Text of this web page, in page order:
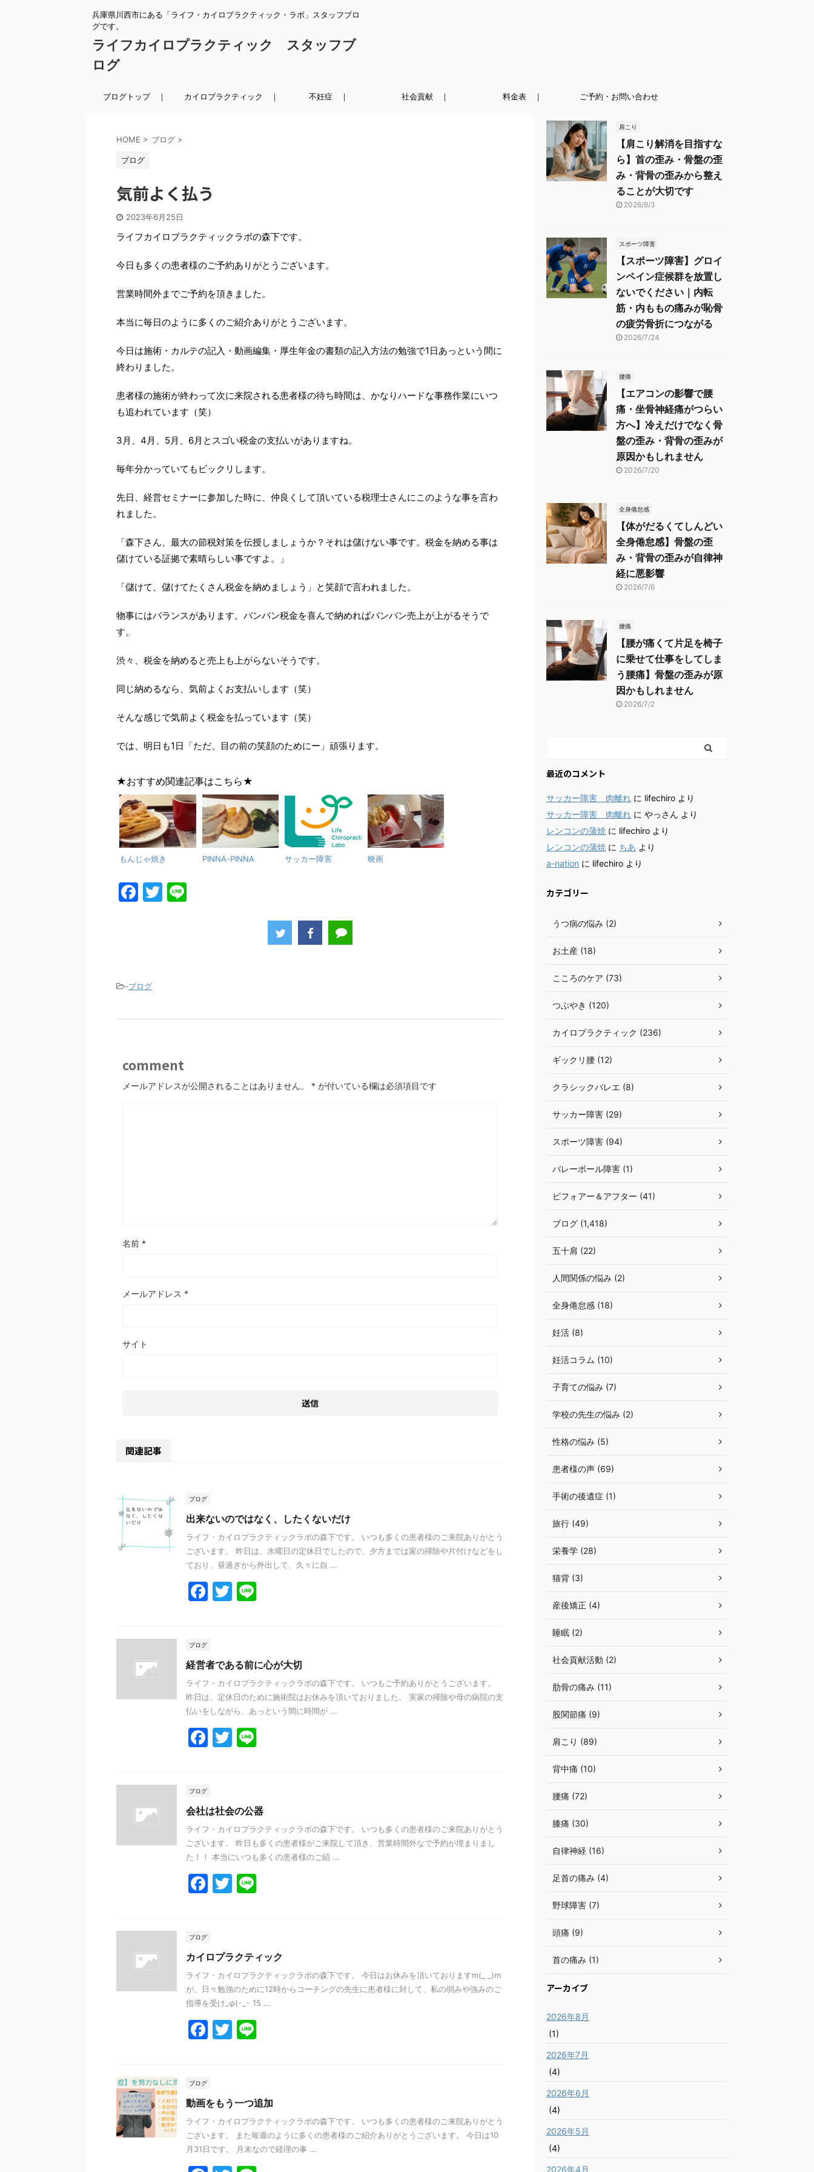
兵庫県川西市にある「ライフ・カイロプラクティック・ラボ」スタッフブロ
グです。
ライフカイロプラクティック スタッフブ
ログ
ブログトップ ｜ カイロプラクティック ｜ 不妊症 ｜ 社会貢献 ｜ 料金表 ｜ ご予約・お問い合わせ
HOME > ブログ >
ブログ
気前よく払う
2023年6月25日
ライフカイロプラクティックラボの森下です。
今日も多くの患者様のご予約ありがとうございます。
営業時間外までご予約を頂きました。
本当に毎日のように多くのご紹介ありがとうございます。
今日は施術・カルテの記入・動画編集・厚生年金の書類の記入方法の勉強で1日あっという間に
終わりました。
患者様の施術が終わって次に来院される患者様の待ち時間は、かなりハードな事務作業にいつ
も追われています（笑）
3月、4月、5月、6月とスゴい税金の支払いがありますね。
毎年分かっていてもビックリします。
先日、経営セミナーに参加した時に、仲良くして頂いている税理士さんにこのような事を言わ
れました。
「森下さん、最大の節税対策を伝授しましょうか？それは儲けない事です。税金を納める事は
儲けている証拠で素晴らしい事ですよ。」
「儲けて、儲けてたくさん税金を納めましょう」と笑顔で言われました。
物事にはバランスがあります。バンバン税金を喜んで納めればバンバン売上が上がるそうで
す。
渋々、税金を納めると売上も上がらないそうです。
同じ納めるなら、気前よくお支払いします（笑）
そんな感じで気前よく税金を払っています（笑）
では、明日も1日「ただ、目の前の笑顔のためにー」頑張ります。
★おすすめ関連記事はこちら★
もんじゃ焼き PINNA-PINNA サッカー障害 映画
F
o
k
T
-ブログ
comment
メールアドレスが公開されることはありません。 * が付いている欄は必須項目です
名前 *
メールアドレス *
サイト
関連記事
ブログ
出来ないのではなく、したくないだけ
ライフ・カイロプラクティックラボの森下です。 いつも多くの患者様のご来院ありがとう
ございます。 昨日は、水曜日の定休日でしたので、夕方までは家の掃除や片付けなどをし
ており、昼過ぎから外出して、久々に自 ...
F
b
o
o
k
T
ブログ
経営者である前に心が大切
ライフ・カイロプラクティックラボの森下です。 いつもご予約ありがとうございます。
昨日は、定休日のために施術院はお休みを頂いておりました。 実家の掃除や母の病院の支
払いをしながら、あっという間に時間が ...
F
b
o
o
k
T
ブログ
会社は社会の公器
ライフ・カイロプラクティックラボの森下です。 いつも多くの患者様のご来院ありがとう
ございます。 昨日も多くの患者様がご来院して頂き、営業時間外なで予約が埋まりまし
た！！ 本当にいつも多くの患者様のご紹 ...
F
b
o
o
k
T
ブログ
カイロプラクティック
ライフ・カイロプラクティックラボの森下です。 今日はお休みを頂いておりますm(_ _)m
が、日々勉強のために12時からコーチングの先生に患者様に対して、私の弱みや強みのご
指導を受け_φ(･_･ 15 ...
F
b
o
o
k
T
ブログ
動画をもう一つ追加
ライフ・カイロプラクティックラボの森下です。 いつも多くの患者様のご来院ありがとう
ございます。 また毎週のように多くの患者様のご紹介ありがとうございます。 今日は10
月31日です。 月末なので経理の事 ...
肩こり
【肩こり解消を目指すな
ら】首の歪み・骨盤の歪
み・背骨の歪みから整え
ることが大切です
2026/8/3
スポーツ障害
【スポーツ障害】グロイ
ンペイン症候群を放置し
ないでください｜内転
筋・内ももの痛みが恥骨
の疲労骨折につながる
2026/7/24
腰痛
【エアコンの影響で腰
痛・坐骨神経痛がつらい
方へ】冷えだけでなく骨
盤の歪み・背骨の歪みが
原因かもしれません
2026/7/20
全身倦怠感
【体がだるくてしんどい
全身倦怠感】骨盤の歪
み・背骨の歪みが自律神
経に悪影響
2026/7/6
腰痛
【腰が痛くて片足を椅子
に乗せて仕事をしてしま
う腰痛】骨盤の歪みが原
因かもしれません
2026/7/2
最近のコメント
サッカー障害 肉離れ に lifechiro より
サッカー障害 肉離れ に やっさん より
レンコンの蒲焼 に lifechiro より
レンコンの蒲焼 に ちあ より
a-nation に lifechiro より
カテゴリー
うつ病の悩み (2)
お土産 (18)
こころのケア (73)
つぶやき (120)
カイロプラクティック (236)
ギックリ腰 (12)
クラシックバレエ (8)
サッカー障害 (29)
スポーツ障害 (94)
バレーボール障害 (1)
ビフォアー＆アフター (41)
ブログ (1,418)
五十肩 (22)
人間関係の悩み (2)
全身倦怠感 (18)
妊活 (8)
妊活コラム (10)
子育ての悩み (7)
学校の先生の悩み (2)
性格の悩み (5)
患者様の声 (69)
手術の後遺症 (1)
旅行 (49)
栄養学 (28)
猫背 (3)
産後矯正 (4)
睡眠 (2)
社会貢献活動 (2)
肋骨の痛み (11)
股関節痛 (9)
肩こり (89)
背中痛 (10)
腰痛 (72)
膝痛 (30)
自律神経 (16)
足首の痛み (4)
野球障害 (7)
頭痛 (9)
首の痛み (1)
アーカイブ
2026年8月
(1)
2026年7月
(4)
2026年6月
(4)
2026年5月
(4)
2026年4月